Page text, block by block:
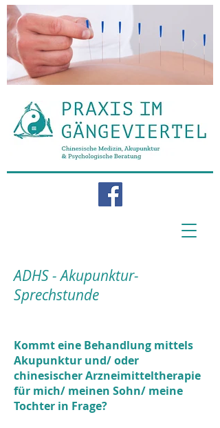
ADHS - Akupunktur-
Sprechstunde
Kommt eine Behandlung mittels
Akupunktur und/ oder
chinesischer Arzneimitteltherapie
für mich/ meinen Sohn/ meine
Tochter in Frage?